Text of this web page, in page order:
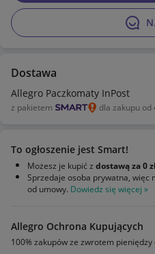
Dostawa
Allegro Paczkomaty InPost
z pakietem dla zakupu od
To ogłoszenie jest Smart!
Możesz je kupić z dostawą za 0
Sprzedaje osoba prywatna, więc
od umowy. Dowiedz się więcej »
Allegro Ochrona Kupujących
100% zakupów ze zwrotem pieniędzy